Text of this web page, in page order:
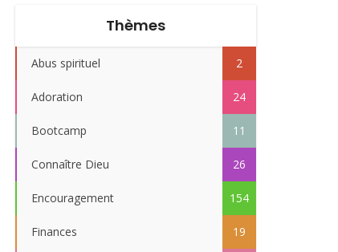
Thèmes
Abus spirituel 2
Adoration 24
Bootcamp 11
Connaître Dieu 26
Encouragement 154
Finances 19